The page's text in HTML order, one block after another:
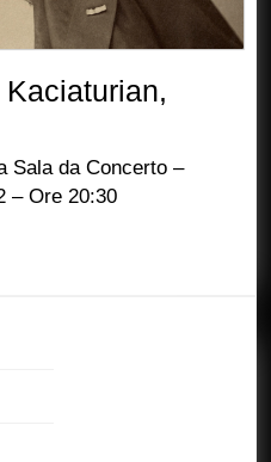
Sala da Concerto –
– Ore 20:30